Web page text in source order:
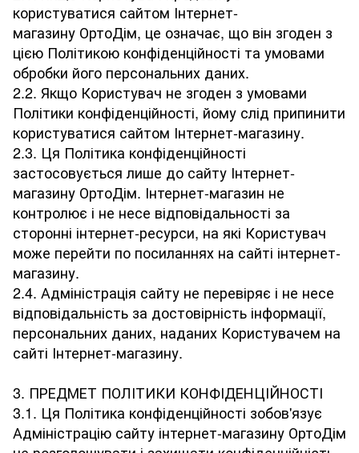
користуватися сайтом Інтернет-
магазину ОртоДім, це означає, що він згоден з
цією Політикою конфіденційності та умовами
обробки його персональних даних.
2.2. Якщо Користувач не згоден з умовами
Політики конфіденційності, йому слід припинити
користуватися сайтом Інтернет-магазину.
2.3. Ця Політика конфіденційності
застосовується лише до сайту Інтернет-
магазину ОртоДім. Інтернет-магазин не
контролює і не несе відповідальності за
сторонні інтернет-ресурси, на які Користувач
може перейти по посиланнях на сайті інтернет-
магазину.
2.4. Адміністрація сайту не перевіряє і не несе
відповідальність за достовірність інформації,
персональних даних, наданих Користувачем на
сайті Інтернет-магазину.
3. ПРЕДМЕТ ПОЛІТИКИ КОНФІДЕНЦІЙНОСТІ
3.1. Ця Політика конфіденційності зобов'язує
Адміністрацію сайту інтернет-магазину ОртоДім